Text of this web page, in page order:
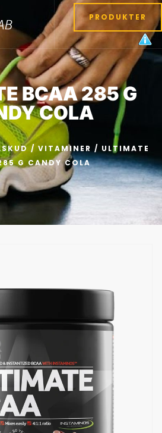
PRODUKTER
BCAA 285 G
COLA
/ VITAMINER / ULTIMATE
G CANDY COLA